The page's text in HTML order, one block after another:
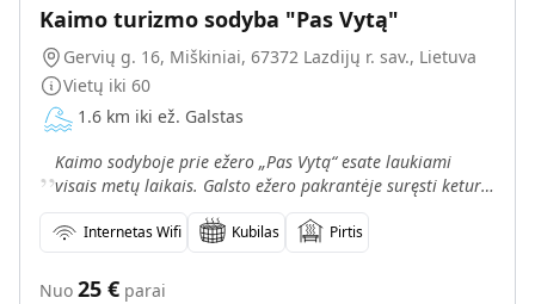
Kaimo turizmo sodyba "Pas Vytą"
Gervių g. 16, Miškiniai, 67372 Lazdijų r. sav., Lietuva
Vietų iki 60
1.6 km iki ež. Galstas
„Kaimo sodyboje prie ežero „Pas Vytą“ esate laukiami
visais metų laikais. Galsto ežero pakrantėje suręsti keturi
rąstiniai namai, su visais patogumais, skirti ir
Internetas Wifi Kubilas Pirtis
Nuo 25 € parai